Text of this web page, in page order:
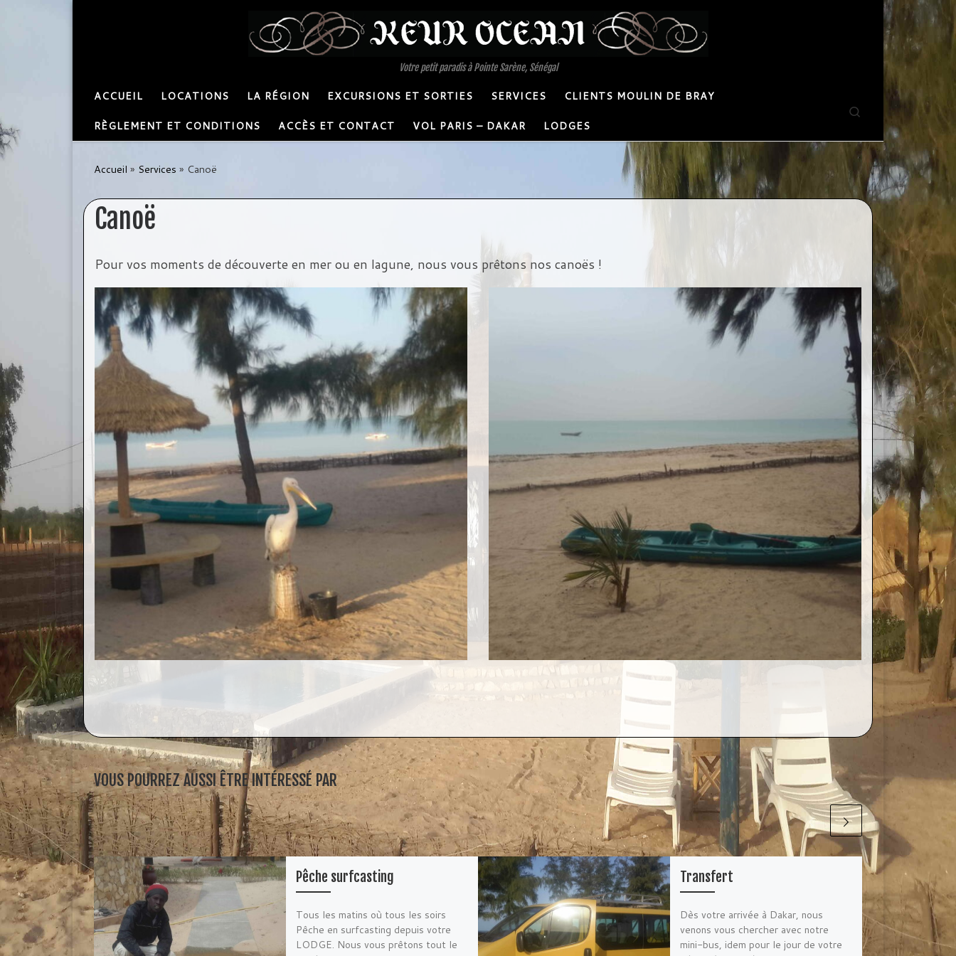
Votre petit paradis à Pointe Sarène, Sénégal
ACCUEIL LOCATIONS LA RÉGION EXCURSIONS ET SORTIES SERVICES
CLIENTS MOULIN DE BRAY
RÈGLEMENT ET CONDITIONS
ACCÈS ET CONTACT VOL PARIS – DAKAR LODGES
Accueil » Services » Canoë
Canoë
Pour vos moments de découverte en mer ou en lagune, nous vous prêtons nos canoës !
VOUS POURREZ AUSSI ÊTRE INTÉRESSÉ PAR
Pêche surf­casting
Tous les matins où tous les soirs
Pêche en surfcasting depuis votre
LODGE. Nous vous prêtons tout le
Transfert
Dès votre arrivée à Dakar, nous
venons vous chercher avec notre
mini-bus, idem pour le jour de votre